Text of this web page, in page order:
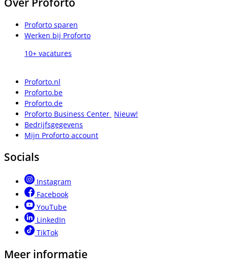
Proforto sparen
Werken bij Proforto
10+ vacatures
Proforto.nl
Proforto.be
Proforto.de
Proforto Business Center Nieuw!
Bedrijfsgegevens
Mijn Proforto account
Socials
Instagram
Facebook
YouTube
LinkedIn
TikTok
Meer informatie